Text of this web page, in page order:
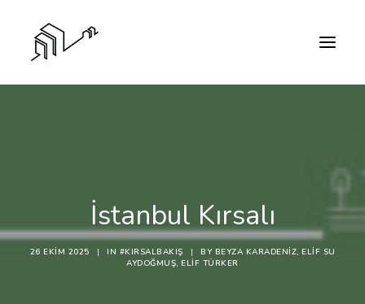
İstanbul Kırsalı
26 EKIM 2025 | IN #KIRSALBAKIŞ | BY BEYZA KARADENIZ, ELIF SU
AYDOĞMUŞ, ELIF TÜRKER